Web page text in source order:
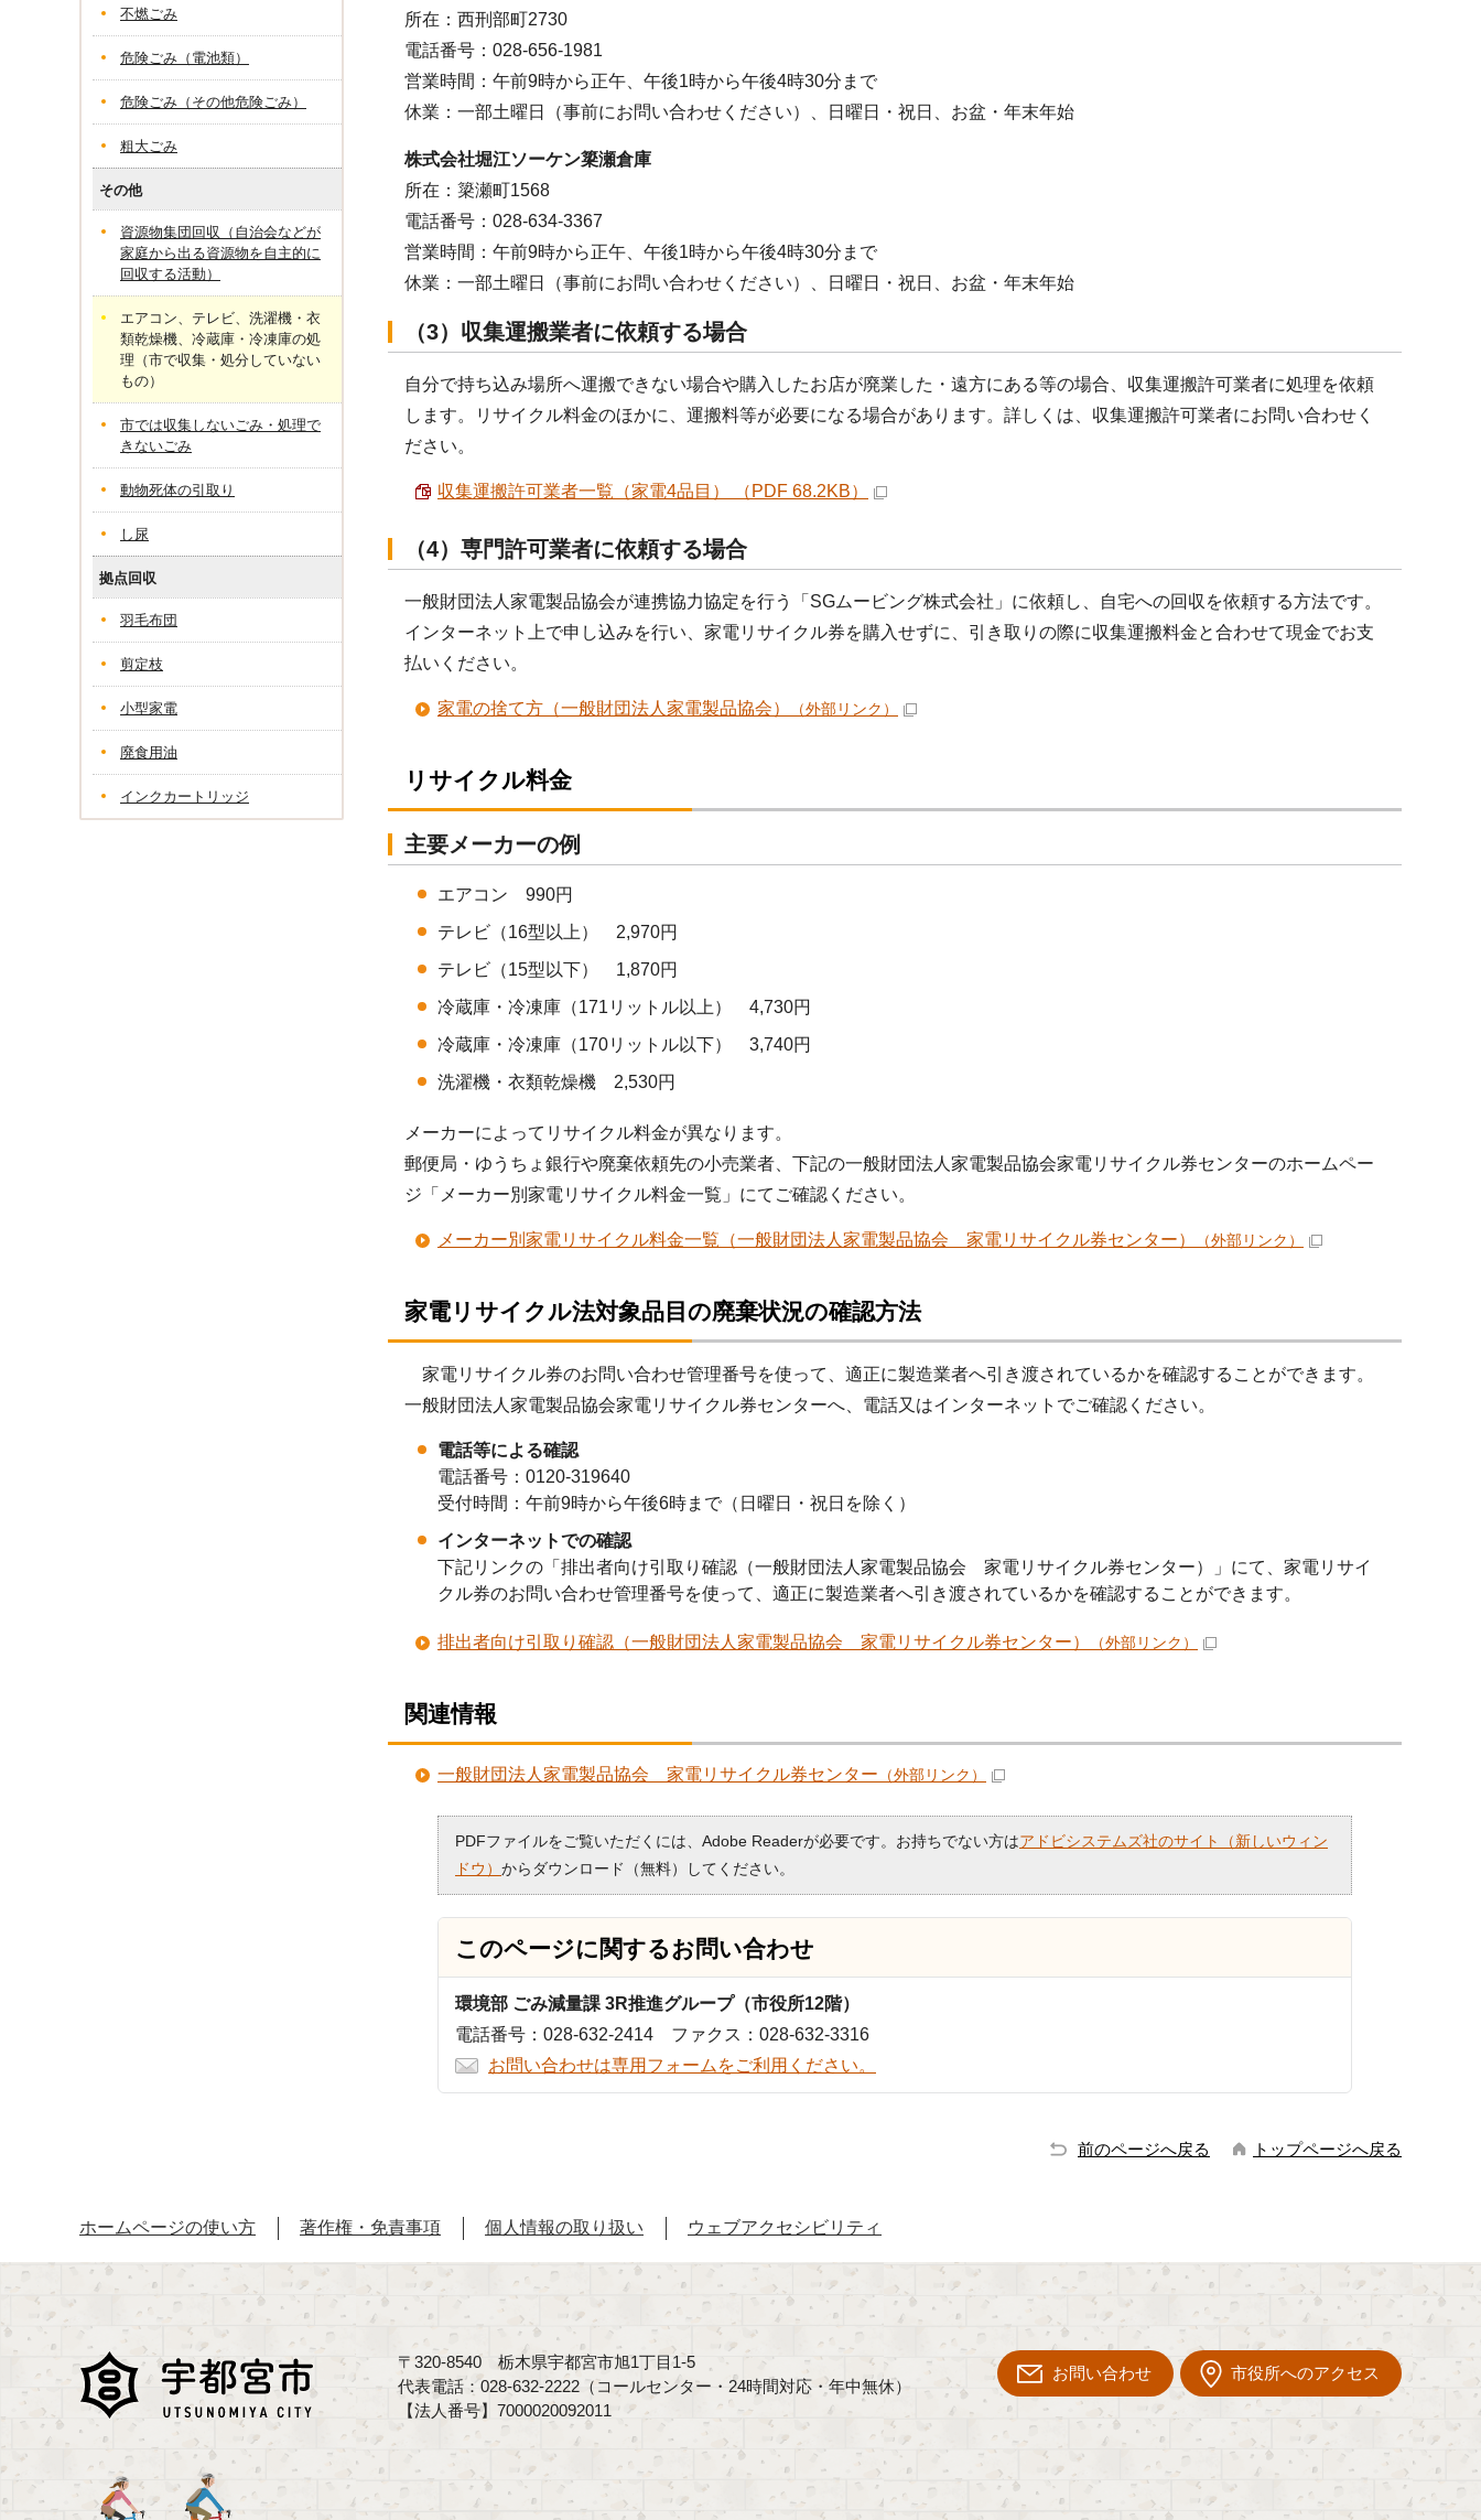
所在：西刑部町2730
電話番号：028-656-1981
営業時間：午前9時から正午、午後1時から午後4時30分まで
休業：一部土曜日（事前にお問い合わせください）、日曜日・祝日、お盆・年末年始
株式会社堀江ソーケン簗瀬倉庫
所在：簗瀬町1568
電話番号：028-634-3367
営業時間：午前9時から正午、午後1時から午後4時30分まで
休業：一部土曜日（事前にお問い合わせください）、日曜日・祝日、お盆・年末年始
（3）収集運搬業者に依頼する場合
自分で持ち込み場所へ運搬できない場合や購入したお店が廃業した・遠方にある等の場合、収集運搬許可業者に処理を依頼
します。リサイクル料金のほかに、運搬料等が必要になる場合があります。詳しくは、収集運搬許可業者にお問い合わせく
ださい。
収集運搬許可業者一覧（家電4品目） （PDF 68.2KB）
（4）専門許可業者に依頼する場合
一般財団法人家電製品協会が連携協力協定を行う「SGムービング株式会社」に依頼し、自宅への回収を依頼する方法です。
インターネット上で申し込みを行い、家電リサイクル券を購入せずに、引き取りの際に収集運搬料金と合わせて現金でお支
払いください。
家電の捨て方（一般財団法人家電製品協会） （外部リンク）
リサイクル料金
主要メーカーの例
エアコン 990円
テレビ（16型以上） 2,970円
テレビ（15型以下） 1,870円
冷蔵庫・冷凍庫（171リットル以上） 4,730円
冷蔵庫・冷凍庫（170リットル以下） 3,740円
洗濯機・衣類乾燥機 2,530円
メーカーによってリサイクル料金が異なります。
郵便局・ゆうちょ銀行や廃棄依頼先の小売業者、下記の一般財団法人家電製品協会家電リサイクル券センターのホームペー
ジ「メーカー別家電リサイクル料金一覧」にてご確認ください。
メーカー別家電リサイクル料金一覧（一般財団法人家電製品協会 家電リサイクル券センター） （外部リンク）
家電リサイクル法対象品目の廃棄状況の確認方法
家電リサイクル券のお問い合わせ管理番号を使って、適正に製造業者へ引き渡されているかを確認することができます。
一般財団法人家電製品協会家電リサイクル券センターへ、電話又はインターネットでご確認ください。
電話等による確認
電話番号：0120-319640
受付時間：午前9時から午後6時まで（日曜日・祝日を除く）
インターネットでの確認
下記リンクの「排出者向け引取り確認（一般財団法人家電製品協会 家電リサイクル券センター）」にて、家電リサイ
クル券のお問い合わせ管理番号を使って、適正に製造業者へ引き渡されているかを確認することができます。
排出者向け引取り確認（一般財団法人家電製品協会 家電リサイクル券センター） （外部リンク）
関連情報
一般財団法人家電製品協会 家電リサイクル券センター （外部リンク）
PDFファイルをご覧いただくには、Adobe Readerが必要です。お持ちでない方はアドビシステムズ社のサイト（新しいウィン
ドウ） からダウンロード（無料）してください。
このページに関するお問い合わせ
環境部 ごみ減量課 3R推進グループ（市役所12階）
電話番号：028-632-2414 ファクス：028-632-3316
お問い合わせは専用フォームをご利用ください。
不燃ごみ
危険ごみ（電池類）
危険ごみ（その他危険ごみ）
粗大ごみ
その他
資源物集団回収（自治会などが
家庭から出る資源物を自主的に
回収する活動）
エアコン、テレビ、洗濯機・衣
類乾燥機、冷蔵庫・冷凍庫の処
理（市で収集・処分していない
もの）
市では収集しないごみ・処理で
きないごみ
動物死体の引取り
し尿
拠点回収
羽毛布団
剪定枝
小型家電
廃食用油
インクカートリッジ
前のページへ戻る トップページへ戻る
ホームページの使い方 著作権・免責事項 個人情報の取り扱い ウェブアクセシビリティ
〒320-8540 栃木県宇都宮市旭1丁目1-5
代表電話：028-632-2222（コールセンター・24時間対応・年中無休）
【法人番号】7000020092011
お問い合わせ 市役所へのアクセス